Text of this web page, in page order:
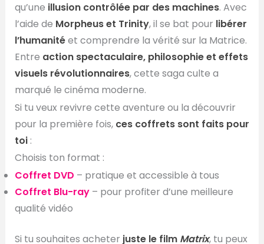
qu’une illusion contrôlée par des machines. Avec
l’aide de Morpheus et Trinity, il se bat pour libérer
l’humanitéet comprendre la vérité sur la Matrice.
Entre action spectaculaire, philosophie et effets
visuels révolutionnaires, cette saga culte a
marqué le cinéma moderne.
Si tu veux revivre cette aventure ou la découvrir
pour la première fois, ces coffrets sont faits pour
toi:
Choisis ton format :
Coffret DVD – pratique et accessible à tous
Coffret Blu-ray – pour profiter d’une meilleure
qualité vidéo
Si tu souhaites acheter juste le film Matrix, tu peux